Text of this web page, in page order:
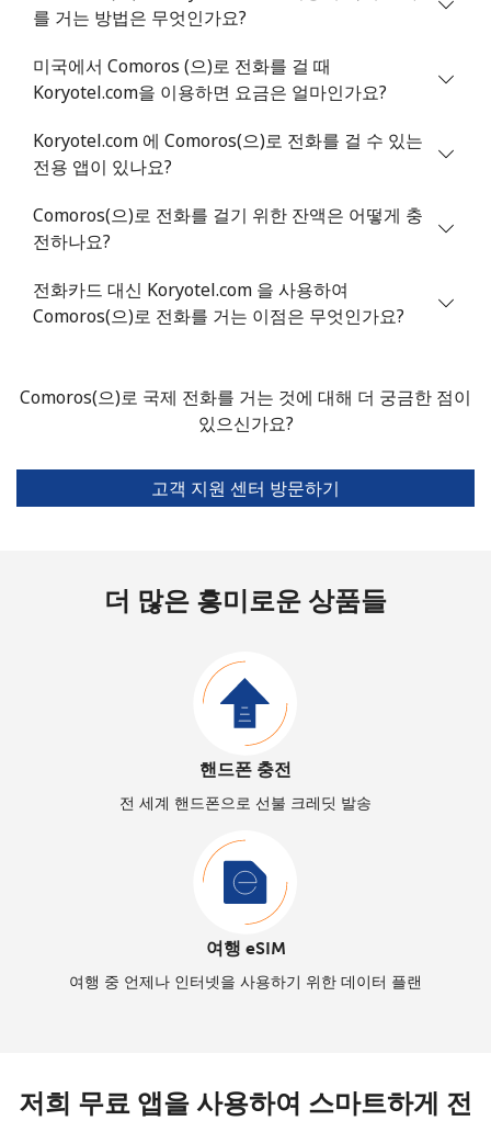
를 거는 방법은 무엇인가요?
미국에서 Comoros (으)로 전화를 걸 때
Koryotel.com을 이용하면 요금은 얼마인가요?
Koryotel.com 에 Comoros(으)로 전화를 걸 수 있는
전용 앱이 있나요?
Comoros(으)로 전화를 걸기 위한 잔액은 어떻게 충
전하나요?
전화카드 대신 Koryotel.com 을 사용하여
Comoros(으)로 전화를 거는 이점은 무엇인가요?
Comoros(으)로 국제 전화를 거는 것에 대해 더 궁금한 점이
있으신가요?
고객 지원 센터 방문하기
더 많은 흥미로운 상품들
핸드폰 충전
전 세계 핸드폰으로 선불 크레딧 발송
여행 eSIM
여행 중 언제나 인터넷을 사용하기 위한 데이터 플랜
저희 무료 앱을 사용하여 스마트하게 전